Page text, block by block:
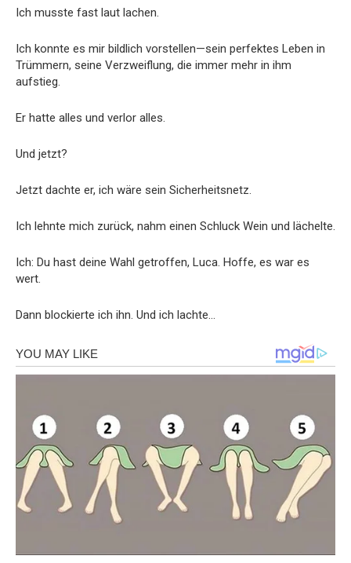
Ich musste fast laut lachen.
Ich konnte es mir bildlich vorstellen—sein perfektes Leben in
Trümmern, seine Verzweiflung, die immer mehr in ihm
aufstieg.
Er hatte alles und verlor alles.
Und jetzt?
Jetzt dachte er, ich wäre sein Sicherheitsnetz.
Ich lehnte mich zurück, nahm einen Schluck Wein und lächelte.
Ich: Du hast deine Wahl getroffen, Luca. Hoffe, es war es
wert.
Dann blockierte ich ihn. Und ich lachte…